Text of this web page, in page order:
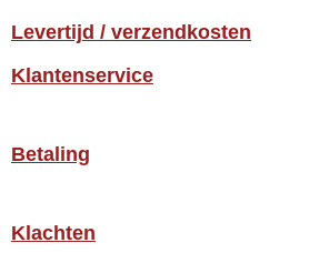
Levertijd / verzendkosten
Klantenservice
Betaling
Klachten